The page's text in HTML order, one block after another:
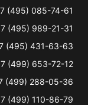
(495) 085-74-61
(495) 989-21-31
(495) 431-63-63
(499) 653-72-12
(499) 288-05-36
(499) 110-86-79